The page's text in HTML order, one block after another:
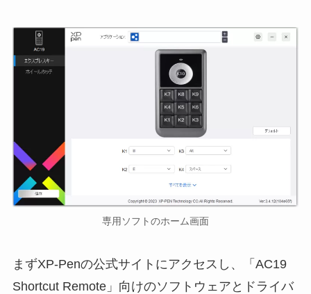
専用ソフトのホーム画面
まずXP-Penの公式サイトにアクセスし、「AC19
Shortcut Remote」向けのソフトウェアとドライバ